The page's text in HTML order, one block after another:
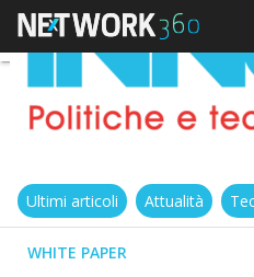
Ultimi articoli Attualità
WHITE PAPER